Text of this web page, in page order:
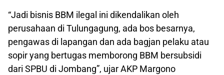
“Jadi bisnis BBM ilegal ini dikendalikan oleh
perusahaan di Tulungagung, ada bos besarnya,
pengawas di lapangan dan ada bagjan pelaku atau
sopir yang bertugas memborong BBM bersubsidi
dari SPBU di Jombang”, ujar AKP Margono